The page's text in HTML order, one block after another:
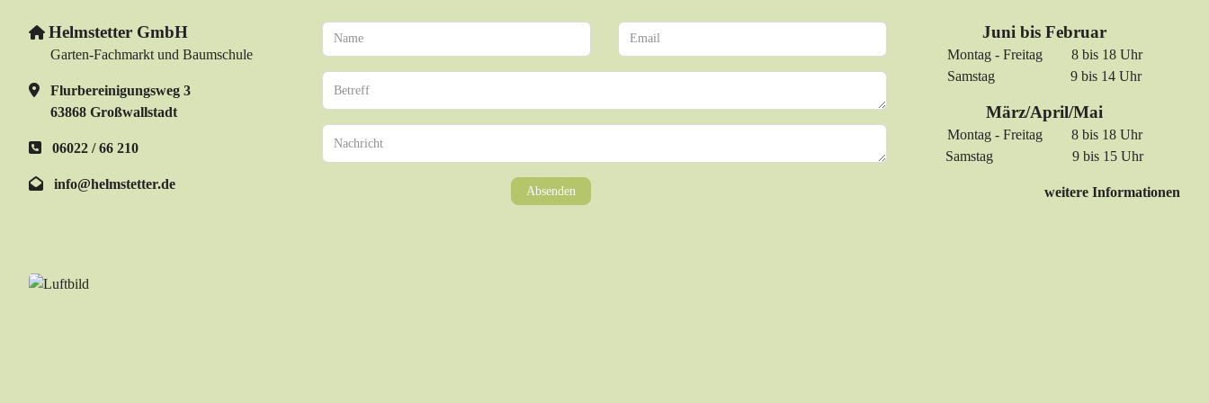
Helmstetter GmbH
Garten-Fachmarkt und Baumschule
Flurbereinigungsweg 3
63868 Großwallstadt
06022 / 66 210
info@helmstetter.de Absenden
Juni bis Februar
Montag - Freitag 8 bis 18 Uhr
Samstag 9 bis 14 Uhr
März/April/Mai
Montag - Freitag 8 bis 18 Uhr
Samstag 9 bis 15 Uhr
weitere Informationen